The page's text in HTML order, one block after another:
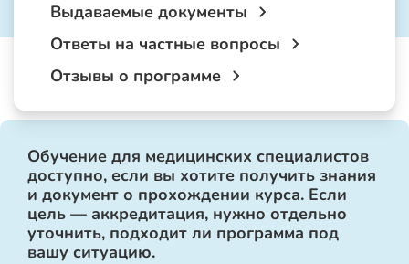
Выдаваемые документы
Ответы на частные вопросы
Отзывы о программе
Обучение для медицинских специалистов
доступно, если вы хотите получить знания
и документ о прохождении курса. Если
цель — аккредитация, нужно отдельно
уточнить, подходит ли программа под
вашу ситуацию.